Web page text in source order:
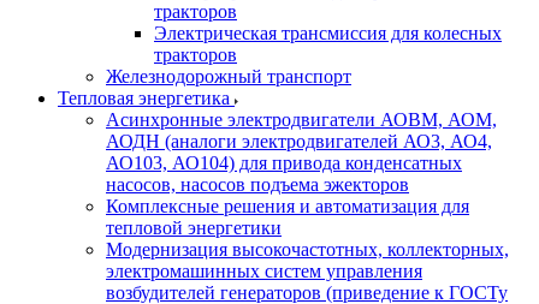
тракторов
Электрическая трансмиссия для колесных
тракторов
Железнодорожный транспорт
Тепловая энергетика
Асинхронные электродвигатели АОВМ, АОМ,
АОДН (аналоги электродвигателей АО3, АО4,
АО103, АО104) для привода конденсатных
насосов, насосов подъема эжекторов
Комплексные решения и автоматизация для
тепловой энергетики
Модернизация высокочастотных, коллекторных,
электромашинных систем управления
возбудителей генераторов (приведение к ГОСТу